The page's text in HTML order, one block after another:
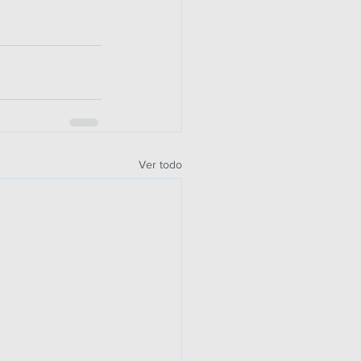
Ver todo